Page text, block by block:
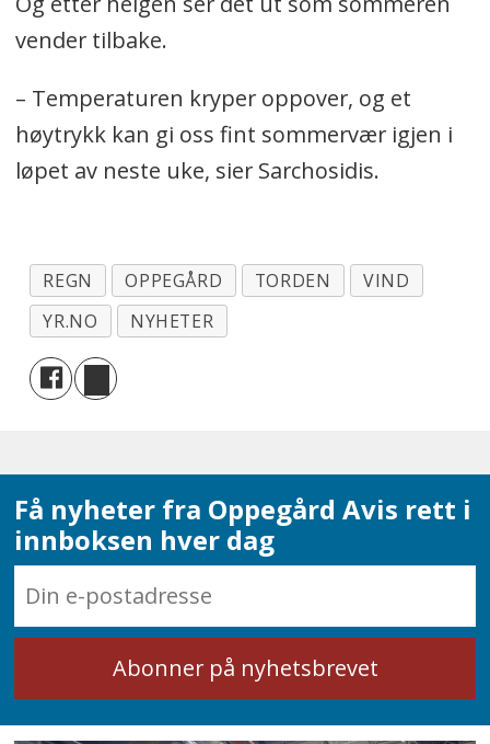
vender tilbake.
– Temperaturen kryper oppover, og et
høytrykk kan gi oss fint sommervær igjen i
løpet av neste uke, sier Sarchosidis.
REGN OPPEGÅRD TORDEN
VIND
YR.NO
NYHETER
Få nyheter fra Oppegård Avis rett i
innboksen hver dag